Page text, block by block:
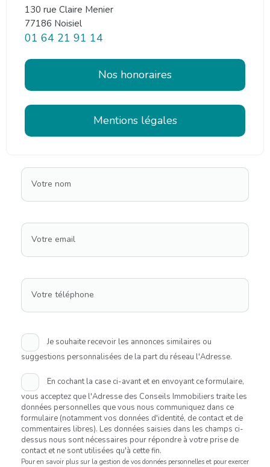
130 rue Claire Menier
77186 Noisiel
01 64 21 91 14
Nos honoraires
Mentions légales
Votre nom
Votre email
Votre téléphone
Je souhaite recevoir les annonces similaires ou
suggestions personnalisées de la part du réseau l'Adresse.
En cochant la case ci-avant et en envoyant ce formulaire,
vous acceptez que l'Adresse des Conseils Immobiliers traite les
données personnelles que vous nous communiquez dans ce
formulaire (notamment vos données d'identité, de contact et de
commentaires libres). Les données saisies dans les champs ci-
dessus nous sont nécessaires pour répondre à votre prise de
contact et ne sont utilisées qu'à cette fin.
Pour en savoir plus sur la gestion de vos données personnelles et pour exercer